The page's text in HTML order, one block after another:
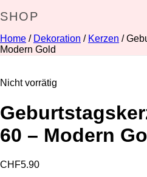
SHOP
Home / Dekoration / Kerzen /
Modern Gold
Nicht vorrätig
60 – Modern
CHF5.90